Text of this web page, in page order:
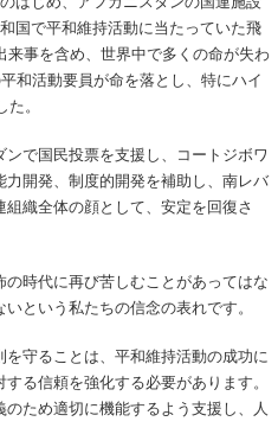
国で平和維持活動に当たっていた飛
事を含め、世界中で多くの命が失わ
和活動要員が命を落とし、特にハイ
。
で国民投票を支援し、コートジボワ
開発、制度的開発を補助し、南レバ
織全体の顔として、安定を回復さ
時代に再び苦しむことがあってはな
という私たちの信念の表れです。
守ることは、平和維持活動の成功に
る信頼を強化する必要があります。
ため適切に機能するよう支援し、人